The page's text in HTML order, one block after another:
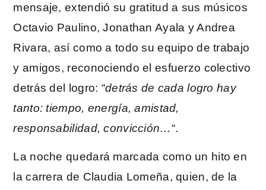
mensaje, extendió su gratitud a sus músicos
Octavio Paulino, Jonathan Ayala y Andrea
Rivara, así como a todo su equipo de trabajo
y amigos, reconociendo el esfuerzo colectivo
detrás del logro: “detrás de cada logro hay
tanto: tiempo, energía, amistad,
responsabilidad, convicción…“.
La noche quedará marcada como un hito en
la carrera de Claudia Lomeña, quien, de la